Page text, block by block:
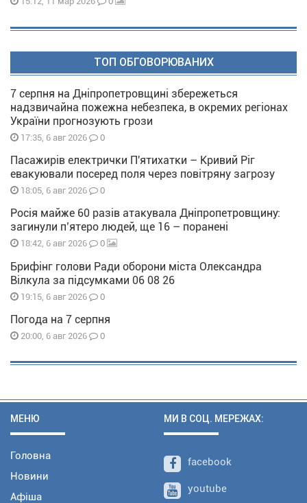
ТОП ОБГОВОРЮВАНИХ
7 серпня на Дніпропетровщині збережеться
надзвичайна пожежна небезпека, в окремих регіонах
України прогнозують грози
17:35, 6 авг 2026 0
Пасажирів електрички П'ятихатки – Кривий Ріг
евакуювали посеред поля через повітряну загрозу
18:05, 6 авг 2026 0
Росія майже 60 разів атакувала Дніпропетровщину:
загинули п’ятеро людей, ще 16 – поранені
18:42, 6 авг 2026 0
Брифінг голови Ради оборони міста Олександра
Вілкула за підсумками 06 08 26
19:15, 6 авг 2026 0
Погода на 7 серпня
20:00, 6 авг 2026 0
МЕНЮ
Головна
Новини
Афіша
МИ В СОЦ. МЕРЕЖАХ:
facebook
youtube